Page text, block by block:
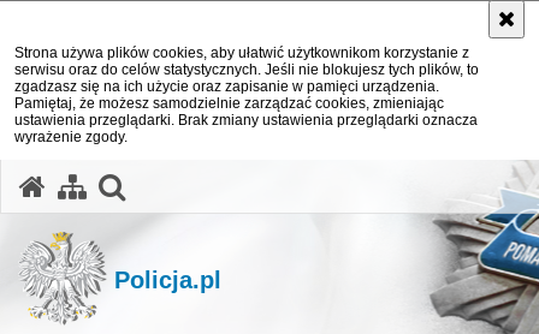
Strona używa plików cookies, aby ułatwić użytkownikom korzystanie z
serwisu oraz do celów statystycznych. Jeśli nie blokujesz tych plików, to
zgadzasz się na ich użycie oraz zapisanie w pamięci urządzenia.
Pamiętaj, że możesz samodzielnie zarządzać cookies, zmieniając
ustawienia przeglądarki. Brak zmiany ustawienia przeglądarki oznacza
wyrażenie zgody.
Policja.pl